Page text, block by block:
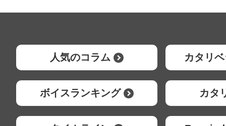
人気のコラム カタリ
ボイスランキング カタ